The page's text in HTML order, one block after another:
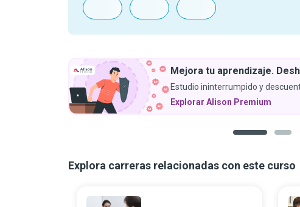
Mejora tu aprendizaje.
Estudio ininterrumpido y
Explorar Alison Premium
Explora carreras relacionadas con este curso